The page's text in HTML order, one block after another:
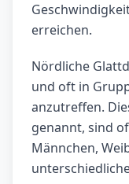
erreichen.
Nördliche
und oft in
anzutreffen.
genannt, sind
Männchen,